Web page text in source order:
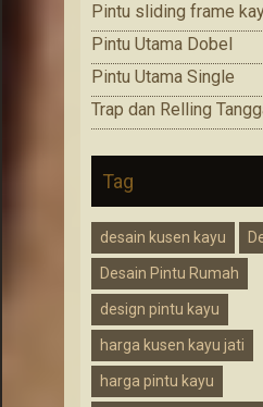
Pintu sliding frame
Pintu Utama Dobel
Pintu Utama Single
Trap dan Relling
Tag
desain kusen kayu
Desain Pintu Rumah
design pintu kayu
harga kusen kayu jati
harga pintu kayu